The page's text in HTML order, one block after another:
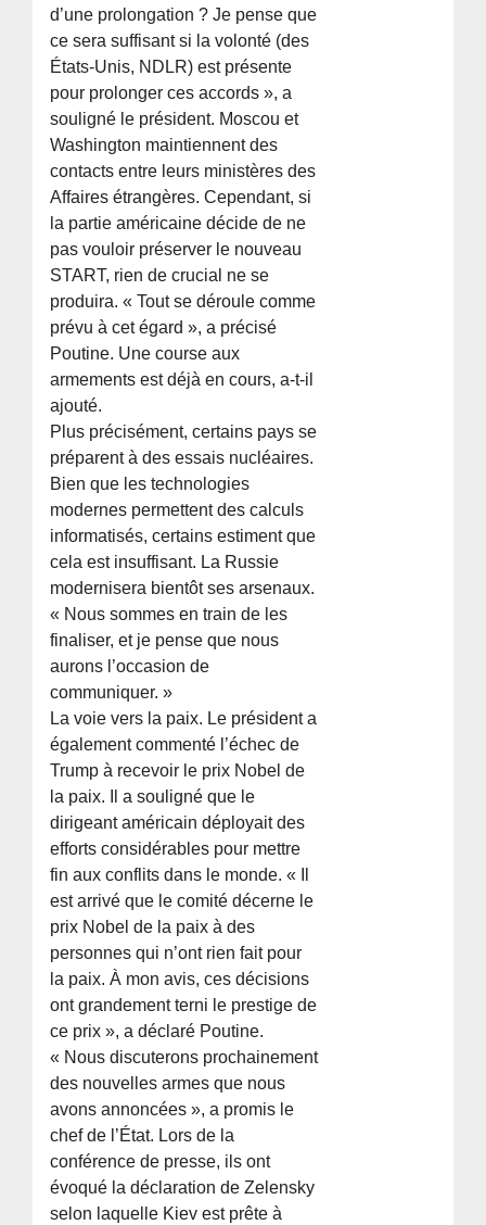
d’une prolongation ? Je pense que
ce sera suffisant si la volonté (des
États-Unis, NDLR) est présente
pour prolonger ces accords », a
souligné le président. Moscou et
Washington maintiennent des
contacts entre leurs ministères des
Affaires étrangères. Cependant, si
la partie américaine décide de ne
pas vouloir préserver le nouveau
START, rien de crucial ne se
produira. « Tout se déroule comme
prévu à cet égard », a précisé
Poutine. Une course aux
armements est déjà en cours, a-t-il
ajouté.
Plus précisément, certains pays se
préparent à des essais nucléaires.
Bien que les technologies
modernes permettent des calculs
informatisés, certains estiment que
cela est insuffisant. La Russie
modernisera bientôt ses arsenaux.
« Nous sommes en train de les
finaliser, et je pense que nous
aurons l’occasion de
communiquer. »
La voie vers la paix. Le président a
également commenté l’échec de
Trump à recevoir le prix Nobel de
la paix. Il a souligné que le
dirigeant américain déployait des
efforts considérables pour mettre
fin aux conflits dans le monde. « Il
est arrivé que le comité décerne le
prix Nobel de la paix à des
personnes qui n’ont rien fait pour
la paix. À mon avis, ces décisions
ont grandement terni le prestige de
ce prix », a déclaré Poutine.
« Nous discuterons prochainement
des nouvelles armes que nous
avons annoncées », a promis le
chef de l’État. Lors de la
conférence de presse, ils ont
évoqué la déclaration de Zelensky
selon laquelle Kiev est prête à